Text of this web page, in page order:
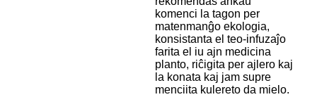
komenci la tagon per
matenmanĝo ekologia,
konsistanta el teo-infuzaĵo
farita el iu ajn medicina
planto, riĉigita per ajlero kaj
la konata kaj jam supre
menciita kulereto da mielo.